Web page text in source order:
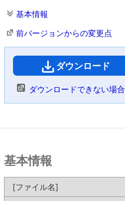
基本情報
前バージョンからの変更点
ダウンロード
ダウンロードできない場合
基本情報
[ファイル名]